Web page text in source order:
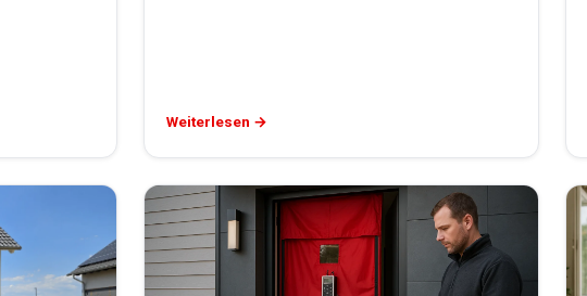
Weiterlesen →